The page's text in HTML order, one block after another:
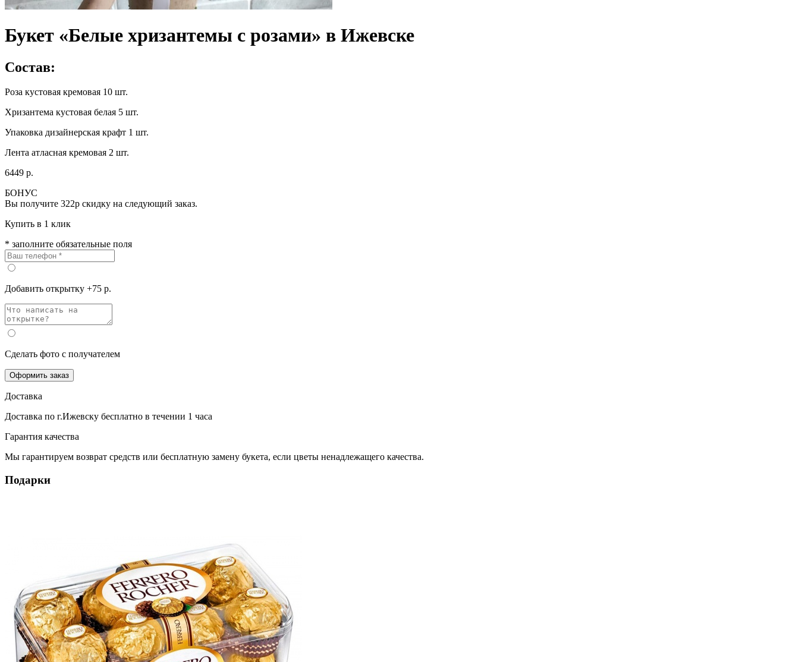
Букет «Белые хризантемы с розами» в Ижевске
Состав:
Роза кустовая кремовая 10 шт.
Хризантема кустовая белая 5 шт.
Упаковка дизайнерская крафт 1 шт.
Лента атласная кремовая 2 шт.
6449 р.
БОНУС
Вы получите 322р скидку на следующий заказ.
Купить в 1 клик
* заполните обязательные поля
Добавить открытку +75 р.
Сделать фото с получателем
Оформить заказ
Доставка
Доставка по г.Ижевску бесплатно в течении 1 часа
Гарантия качества
Мы гарантируем возврат средств или бесплатную замену букета, если цветы ненадлежащего качества.
Подарки